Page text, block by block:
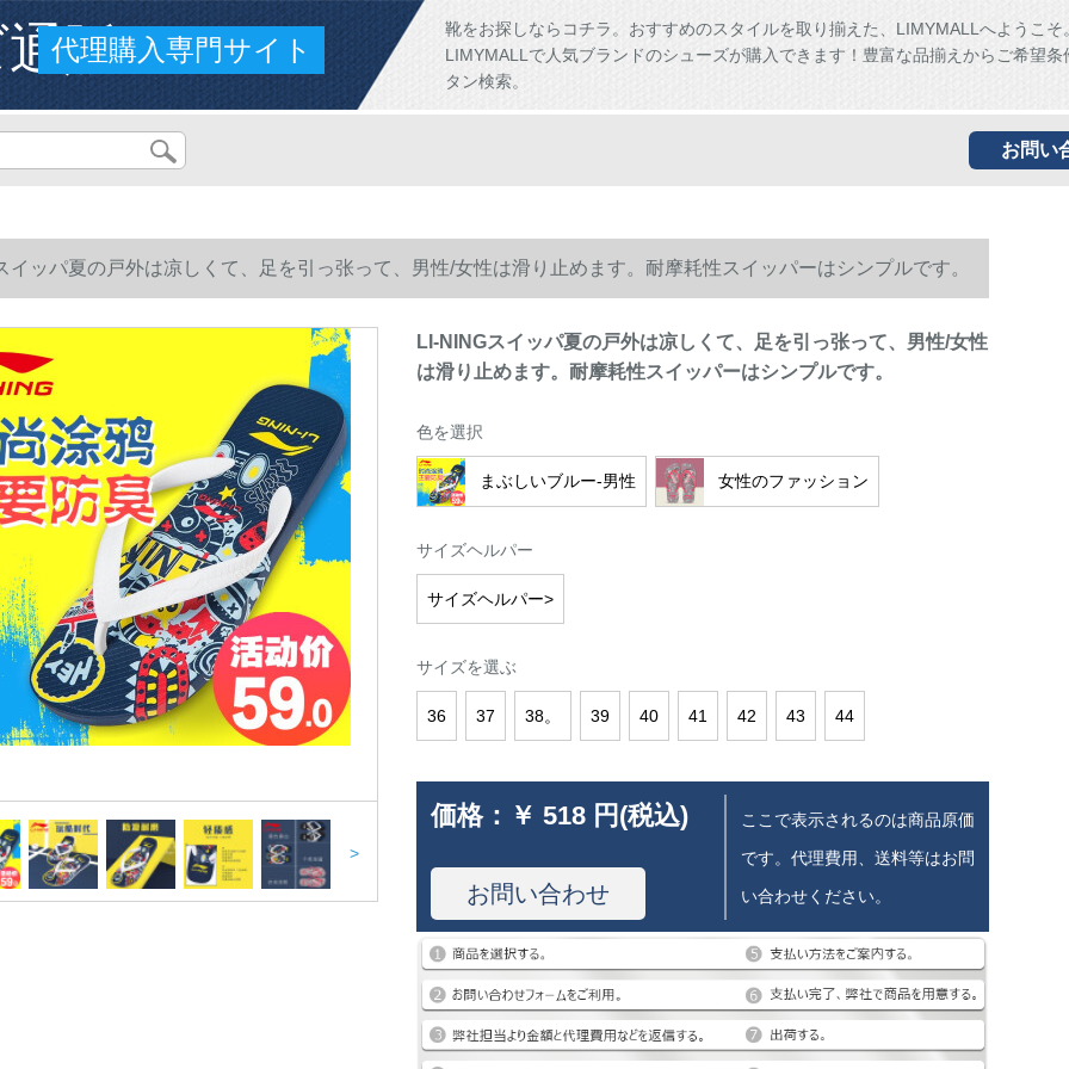
販
代理購入専門サイト
靴をお探しならコチラ。おすすめのスタイルを取り揃えた、LIMYMALLへようこそ
LIMYMALLで人気ブランドのシューズが購入できます！豊富な品揃えからご希望条
タン検索。
お問い
イッパ夏の戸外は凉しくて、足を引っ张って、男性/女性は滑り止めます。耐摩耗性スイッパーはシンプルです。
>
LI-NINGスイッパ夏の戸外は凉しくて、足を引っ张って、男性/女性
は滑り止めます。耐摩耗性スイッパーはシンプルです。
色を選択
まぶしいブルー-男性 女性のファッション
サイズヘルパー
サイズヘルパー>
サイズを選ぶ
36 37 38。 39 40 41 42 43 44
価格： ￥ 518 円(税込)
お問い合わせ
ここで表示されるのは商品原価
です。代理費用、送料等はお問
い合わせください。